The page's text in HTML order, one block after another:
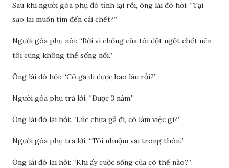
Sau khi người góa phụ đó tỉnh lại rồi, ông lái đò hỏi: “Tại
sao lại muốn tìm đến cái chết?”
Người góa phụ nói: “Bởi vì chồng của tôi đột ngột chết nên
tôi cũng không thể sống nổi.”
Ông lái đò hỏi: “Cô gả đi được bao lâu rồi?”
Người góa phụ trả lời: “Được 3 năm.”
Ông lái đò lại hỏi: “Lúc chưa gả đi, cô làm việc gì?”
Người góa phụ trả lời: “Tôi nhuộm vải trong thôn.”
Ông lái đò lại hỏi: “Khi ấy cuộc sống của cô thế nào?”